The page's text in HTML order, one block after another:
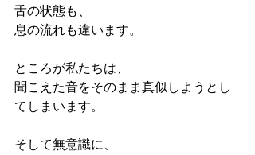
舌の状態も、
息の流れも違います。
ところが私たちは、
聞こえた音をそのまま真似しようとし
てしまいます。
そして無意識に、